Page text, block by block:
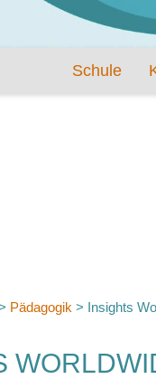
Schule
Pädagogik > Insights